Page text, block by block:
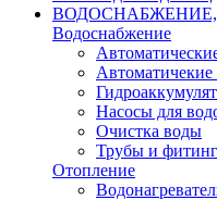
Водоснабжение
Насосы для
Очистка воды
Трубы и
Отопление